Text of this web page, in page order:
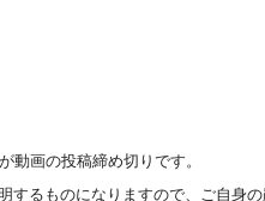
動画の投稿締め切りです。
するものになりますので、ご自身